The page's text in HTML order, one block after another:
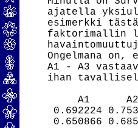
ajatella
esimerkki
faktorimallin
Ongelmana
A1 - A3
ihan
A1
0.692224
0.650866